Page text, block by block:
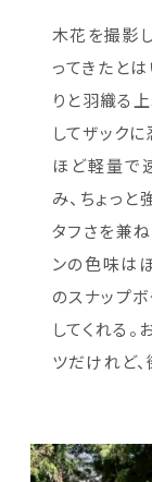
木花を撮影
ってきたと
りと羽織る
してザック
ほど軽量で
み、ちょっ
タフさを兼
ンの色味は
のスナップ
してくれる
ツだけれど